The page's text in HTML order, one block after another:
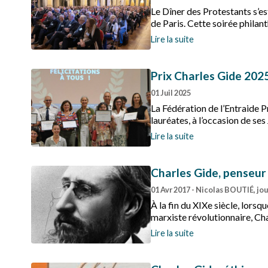
Le Dîner des Protestants
de Paris. Cette soirée
présence des autorités de
Lire la suite
Prix Charles Gide
01 Juil 2025
La Fédération de l’Entraide
lauréates, à l’occasion de
Lire la suite
Charles Gide,
01 Avr 2017- Nicolas BOUTIÉ,
À la fin du XIXe siècle,
marxiste révolutionnaire,
de la solidarité, vécue par
Lire la suite